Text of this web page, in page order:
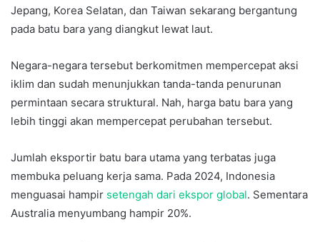
Jepang, Korea Selatan, dan Taiwan sekarang bergantung
pada batu bara yang diangkut lewat laut.
Negara-negara tersebut berkomitmen mempercepat aksi
iklim dan sudah menunjukkan tanda-tanda penurunan
permintaan secara struktural. Nah, harga batu bara yang
lebih tinggi akan mempercepat perubahan tersebut.
Jumlah eksportir batu bara utama yang terbatas juga
membuka peluang kerja sama. Pada 2024, Indonesia
menguasai hampir setengah dari ekspor global. Sementara
Australia menyumbang hampir 20%.